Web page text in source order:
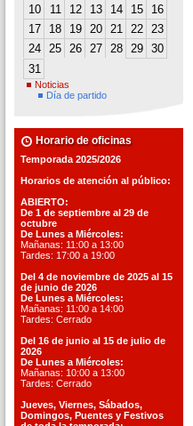
10
11 12 13 14 15
16
17
18 19 20 21 22 23
24 25 26 27 28 29 30
31
Noticias
Día de partido
Horario de oficinas
Temporada 2025/2026
Horarios de atención al público:
ABIERTO:
De 1 de septiembre al 29 de
octubre
De Lunes a Miércoles:
Mañanas: 11:00 a 13:00
Tardes: 17:00 a 19:00
Del 4 de noviembre de 2025 al 15
de junio de 2026
De Lunes a Miércoles:
Mañanas: 11:00 a 14:00
Tardes: Cerrado
Del 16 de junio al 15 de julio de
2026
De Lunes a Miércoles:
Mañanas: 10:00 a 13:00
Tardes: Cerrado
Jueves, Viernes, Sábados,
Domingos, Puentes y Festivos